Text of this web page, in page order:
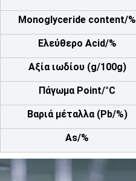
Monoglyceride content/%
Ελεύθερο Acid/%
Αξία ιωδίου (g/100g)
Πάγωμα Point/°C
Βαριά μέταλλα (Pb/%)
As/%